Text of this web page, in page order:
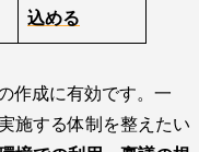
込める
作成に有効です。一
施する体制を整えたい